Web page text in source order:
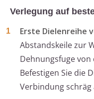
Verlegung auf
Erste Dielenreihe
Abstandskeile zur
Dehnungsfuge von
Befestigen Sie die
Verbindung